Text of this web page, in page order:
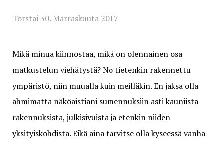
Torstai 30. Marraskuuta 2017
Mikä minua kiinnostaa, mikä on olennainen osa
matkustelun viehätystä? No tietenkin rakennettu
ympäristö, niin muualla kuin meilläkin. En jaksa olla
ahmimatta näköaistiani sumennuksiin asti kauniista
rakennuksista, julkisivuista ja etenkin niiden
yksityiskohdista. Eikä aina tarvitse olla kyseessä vanha